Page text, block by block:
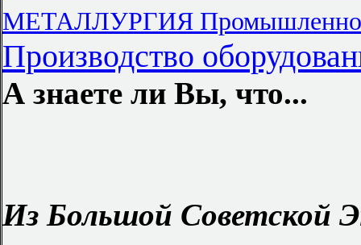
МЕТАЛЛУРГИЯ
Производство
А знаете ли Вы, что...
Из Большой Советской